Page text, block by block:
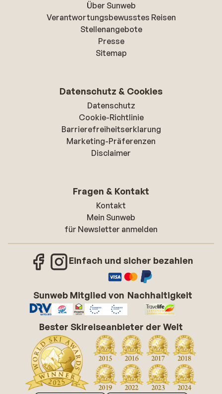
Über Sunweb
Verantwortungsbewusstes Reisen
Stellenangebote
Presse
Sitemap
Datenschutz & Cookies
Datenschutz
Cookie-Richtlinie
Barrierefreiheitserklarung
Marketing-Präferenzen
Disclaimer
Fragen & Kontakt
Kontakt
Mein Sunweb
für Newsletter anmelden
Einfach und sicher bezahlen
Sunweb Mitglied von Nachhaltigkeit
Bester Skireiseanbieter der Welt